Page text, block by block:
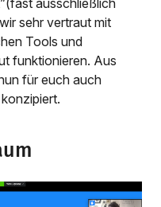
ausschließlich
sehr vertraut mit
Tools und
funktionieren. Aus
für euch auch
konzipiert.